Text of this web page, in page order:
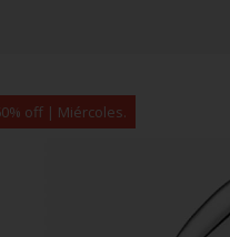
off | Miércoles.